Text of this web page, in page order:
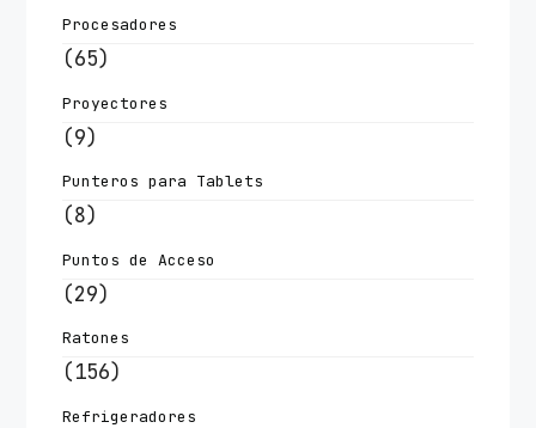
Procesadores
(65)
Proyectores
(9)
Punteros para Tablets
(8)
Puntos de Acceso
(29)
Ratones
(156)
Refrigeradores